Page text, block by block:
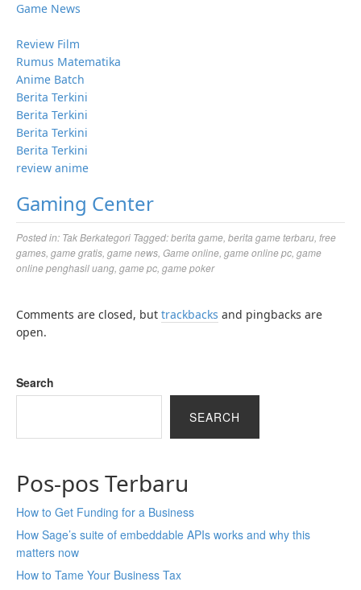
Game News
Review Film
Rumus Matematika
Anime Batch
Berita Terkini
Berita Terkini
Berita Terkini
Berita Terkini
review anime
Gaming Center
Posted in: Tak Berkategori Tagged:berita game berita game terbaru free
games game gratis game news Game online game online pc game
online penghasil uang game pc game poker
Comments are closed, but trackbacks and pingbacks are
open.
Search
SEARCH
Pos-pos Terbaru
How to Get Funding for a Business
How Sage’s suite of embeddable APIs works and why this
matters now
How to Tame Your Business Tax